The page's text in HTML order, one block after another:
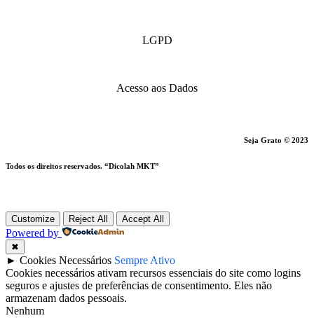
LGPD
Acesso aos Dados
Seja Grato © 2023
Todos os direitos reservados. “Dicolah MKT”
Customize Reject All Accept All
Powered by
✖
► Cookies Necessários Sempre Ativo
Cookies necessários ativam recursos essenciais do site como logins
seguros e ajustes de preferências de consentimento. Eles não
armazenam dados pessoais.
Nenhum